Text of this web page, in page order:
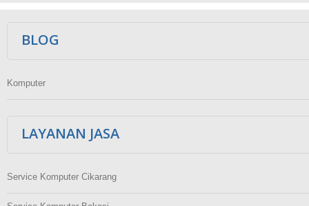
BLOG
Komputer
LAYANAN JASA
Service Komputer Cikarang